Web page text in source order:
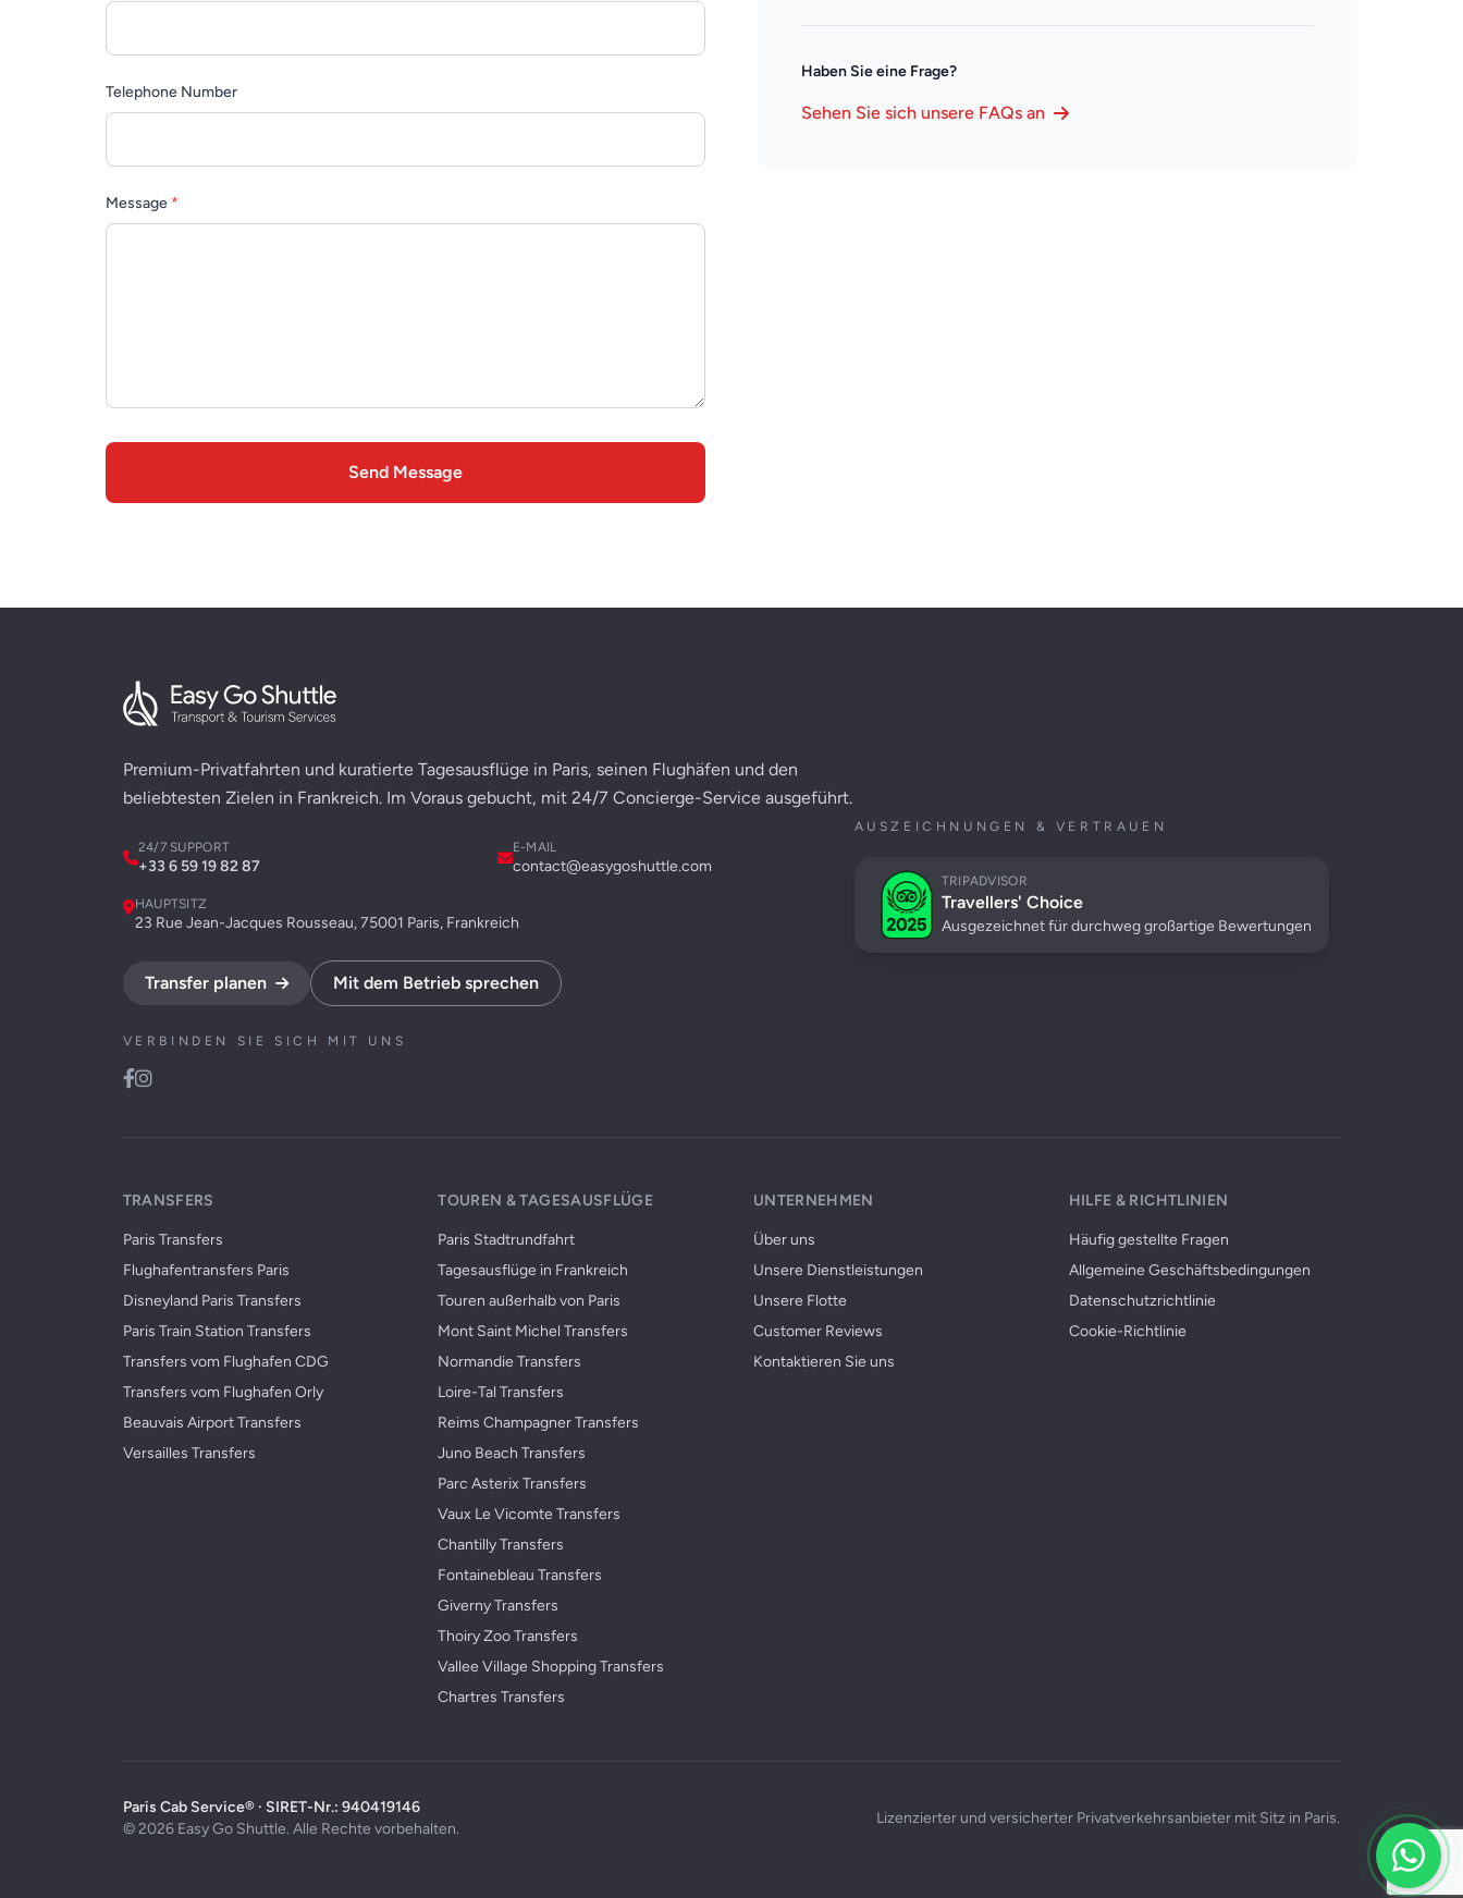
Telephone Number
Message *
Send Message
Haben Sie eine Frage?
Sehen Sie sich unsere FAQs an
Premium-Privatfahrten und kuratierte Tagesausflüge in Paris, seinen Flughäfen und den
beliebtesten Zielen in Frankreich. Im Voraus gebucht, mit 24/7 Concierge-Service ausgeführt.
24/7 SUPPORT
+33 6 59 19 82 87
E-MAIL
contact@easygoshuttle.com
HAUPTSITZ
23 Rue Jean-Jacques Rousseau, 75001 Paris, Frankreich
Transfer planen Mit dem Betrieb sprechen
VERBINDEN SIE SICH MIT UNS
AUSZEICHNUNGEN & VERTRAUEN
TRIPADVISOR
Travellers' Choice
Ausgezeichnet für durchweg großartige Bewertungen
TRANSFERS
Paris Transfers
Flughafentransfers Paris
Disneyland Paris Transfers
Paris Train Station Transfers
Transfers vom Flughafen CDG
Transfers vom Flughafen Orly
Beauvais Airport Transfers
Versailles Transfers
TOUREN & TAGESAUSFLÜGE
Paris Stadtrundfahrt
Tagesausflüge in Frankreich
Touren außerhalb von Paris
Mont Saint Michel Transfers
Normandie Transfers
Loire-Tal Transfers
Reims Champagner Transfers
Juno Beach Transfers
Parc Asterix Transfers
Vaux Le Vicomte Transfers
Chantilly Transfers
Fontainebleau Transfers
Giverny Transfers
Thoiry Zoo Transfers
Vallee Village Shopping Transfers
Chartres Transfers
UNTERNEHMEN
Über uns
Unsere Dienstleistungen
Unsere Flotte
Customer Reviews
Kontaktieren Sie uns
HILFE & RICHTLINIEN
Häufig gestellte Fragen
Allgemeine Geschäftsbedingungen
Datenschutzrichtlinie
Cookie-Richtlinie
Paris Cab Service® · SIRET-Nr.: 940419146
© 2026 Easy Go Shuttle. Alle Rechte vorbehalten.
Lizenzierter und versicherter Privatverkehrsanbieter mit Sitz in Paris.